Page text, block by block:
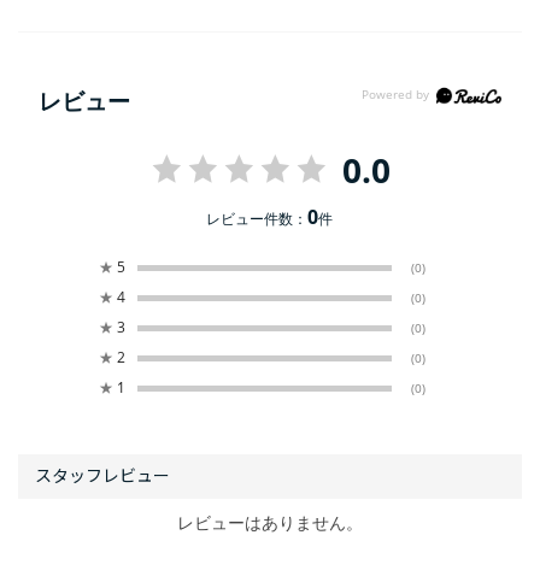
レビュー
0.0
レビュー件数：0件
★ 5 (0)
★ 4 (0)
★ 3 (0)
★ 2 (0)
★ 1 (0)
レビューはありません。